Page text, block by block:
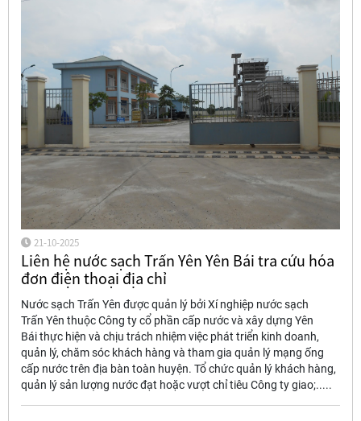
21-10-2025
Liên hệ nước sạch Trấn Yên Yên Bái tra cứu hóa
đơn điện thoại địa chỉ
Nước sạch Trấn Yên được quản lý bởi Xí nghiệp nước sạch
Trấn Yên thuộc Công ty cổ phần cấp nước và xây dựng Yên
Bái thực hiện và chịu trách nhiệm việc phát triển kinh doanh,
quản lý, chăm sóc khách hàng và tham gia quản lý mạng ống
cấp nước trên địa bàn toàn huyện. Tổ chức quản lý khách hàng,
quản lý sản lượng nước đạt hoặc vượt chỉ tiêu Công ty giao;.....